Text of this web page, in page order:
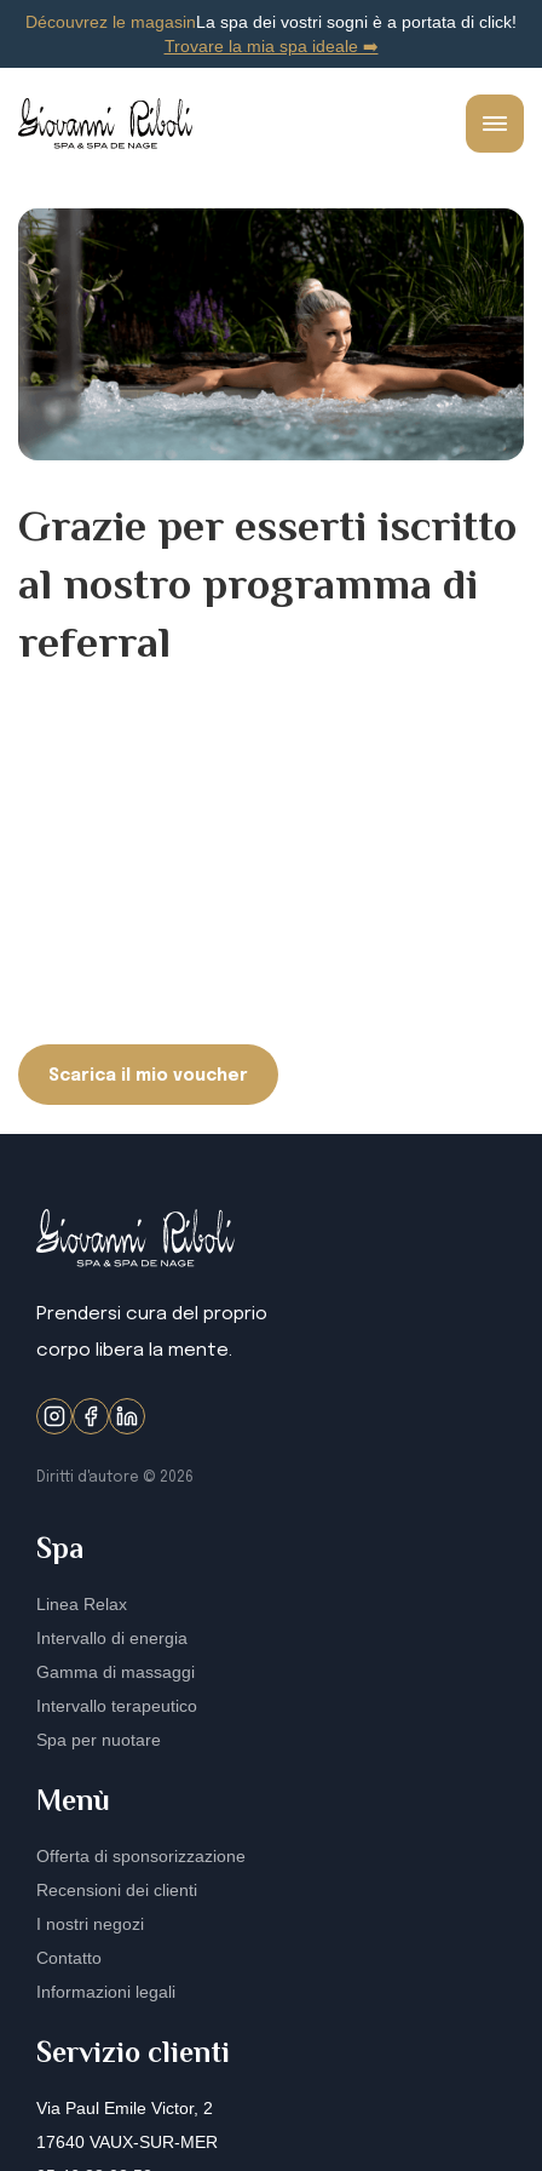
Découvrez le magasinLa spa dei vostri sogni è a portata di click!
Trovare la mia spa ideale ➡️
Grazie per esserti iscritto
al nostro programma di
referral
Scarica il mio voucher
Prendersi cura del proprio
corpo libera la mente.
Diritti d'autore © 2026
Spa
Linea Relax
Intervallo di energia
Gamma di massaggi
Intervallo terapeutico
Spa per nuotare
Menù
Offerta di sponsorizzazione
Recensioni dei clienti
I nostri negozi
Contatto
Informazioni legali
Servizio clienti
Via Paul Emile Victor, 2
17640 VAUX-SUR-MER